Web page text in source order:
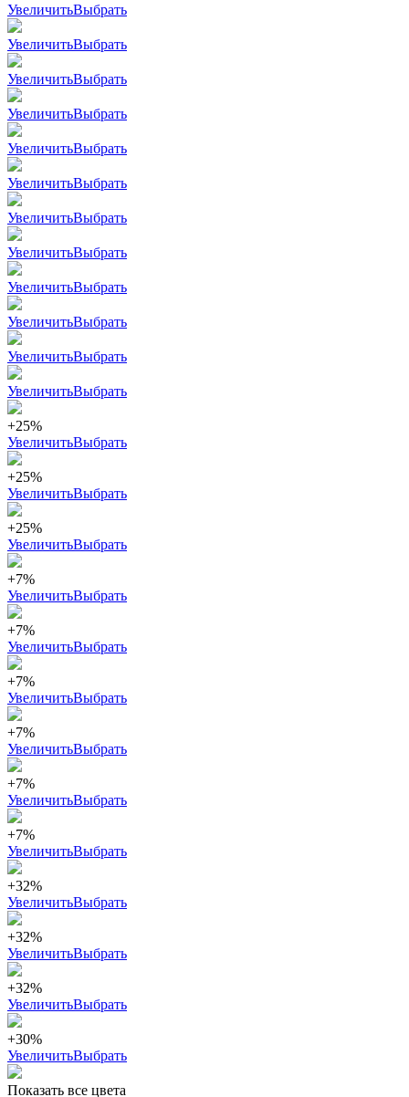
УвеличитьВыбрать
УвеличитьВыбрать
УвеличитьВыбрать
УвеличитьВыбрать
УвеличитьВыбрать
УвеличитьВыбрать
УвеличитьВыбрать
УвеличитьВыбрать
УвеличитьВыбрать
УвеличитьВыбрать
УвеличитьВыбрать
УвеличитьВыбрать
+25%
УвеличитьВыбрать
+25%
УвеличитьВыбрать
+25%
УвеличитьВыбрать
+7%
УвеличитьВыбрать
+7%
УвеличитьВыбрать
+7%
УвеличитьВыбрать
+7%
УвеличитьВыбрать
+7%
УвеличитьВыбрать
+7%
УвеличитьВыбрать
+32%
УвеличитьВыбрать
+32%
УвеличитьВыбрать
+32%
УвеличитьВыбрать
+30%
УвеличитьВыбрать
Показать все цвета